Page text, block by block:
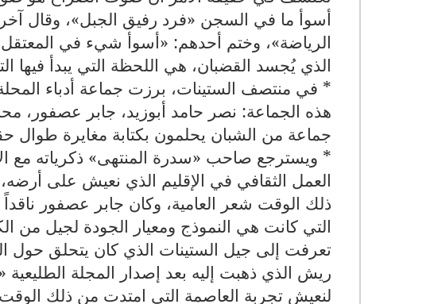
أسوأ ما في السجن «فرد رفيق الجبل»، وقال
الرياضة»، وختم أحدهم: «أسوأ شيء في المعتقل
الذي يُجسد القضبان، هي اللحظة التي يبدأ فيها
* في منتصف الستينات، برزت جماعة أدباء
هذه الجماعة: نصر حامد أبوزيد، جابر عصفور،
جماعة من الشبان يحلمون بكتابة مغايرة طوال
* ويسترجع صاحب «سدرة المنتهى» ذكرياته مع
العمل الثقافي في الإقليم الذي نعيش على
ذلك الوقت شعر العامية، وكان جابر عصفور
التي كانت هي النموذج ومعيار الجودة لجيل من
تعرفت إلى جيل الستينات الذي كان يتحلق
لنعيش تجربة العاصمة التي امتدت من ذلك